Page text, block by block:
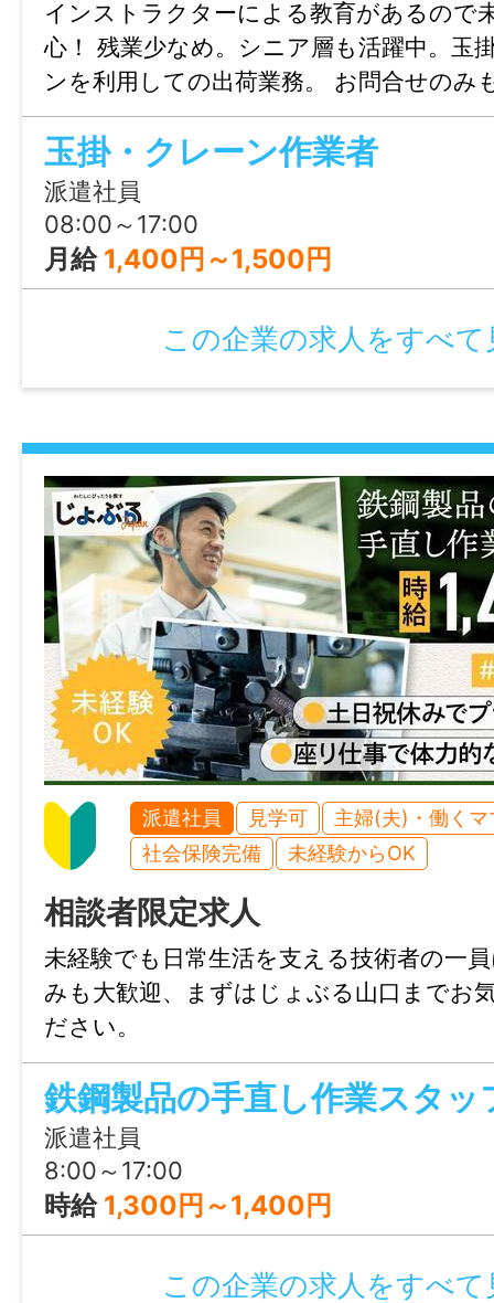
【この求人のポイント】
●土日祝休み&残業なしだから、プライベー
●最大1,700円可の高時給♪
●製造経験が活かせる環境◎
●未経験でもOK！
——————
仕事内容変更の可能性：なし
就業場所
山口県山陽小野田市新⼭野井
勤務地変更の可能性：なし
最寄り駅
厚狭駅より⾞で約5分
給与
時給 1,600円～1,700円
給与モデル
【⽉収イメージ】
⽉収例：281,600円
時給1,600円 × 実働8時間 × ⽉22⽇勤務
※残業なしの場合の⽉収例です
雇用形態
派遣社員
経験
不問
【あれば尚可】機械組⽴や製造業務の経験
年齢制限
不問
インストラクターによる教育があるので
心！ 残業少なめ。シニア層も活躍中。玉
ンを利用しての出荷業務。 お問合せのみ
はじょぶる山口までお気軽にご連絡くだ
玉掛・クレーン作業者
派遣社員
08:00～17:00
月給 1,400円～1,500円
この企業の求人をすべて
派遣社員 見学可
主婦(夫)・働くマ
社会保険完備
未経験からOK
相談者限定求人
未経験でも日常生活を支える技術者の一
みも大歓迎、まずはじょぶる山口までお
ださい。
鉄鋼製品の手直し作業スタッ
派遣社員
8:00～17:00
時給 1,300円～1,400円
この企業の求人をすべて